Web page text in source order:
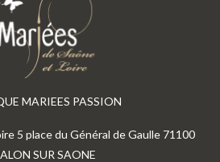
MARIEES PASSION
5 place du Général de Gaulle 71100
SUR SAONE